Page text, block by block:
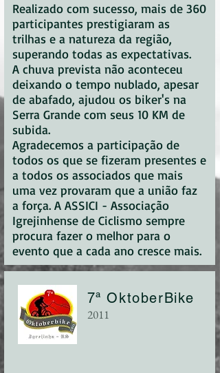
Realizado com sucesso, mais de 360
participantes prestigiaram as
trilhas e a natureza da região,
superando todas as expectativas.
A chuva prevista não aconteceu
deixando o tempo nublado, apesar
de abafado, ajudou os biker's na
Serra Grande com seus 10 KM de
subida.
Agradecemos a participação de
todos os que se fizeram presentes e
a todos os associados que mais
uma vez provaram que a união faz
a força. A ASSICI - Associação
Igrejinhense de Ciclismo sempre
procura fazer o melhor para o
evento que a cada ano cresce mais.
7ª OktoberBike
2011